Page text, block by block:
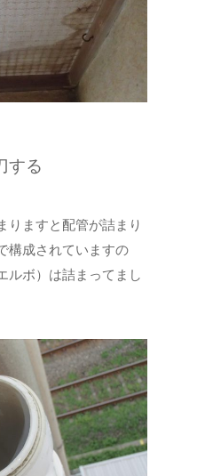
する
りますと配管が詰まり
構成されていますの
ルボ）は詰まってまし